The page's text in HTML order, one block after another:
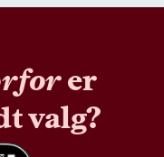
er
valg?